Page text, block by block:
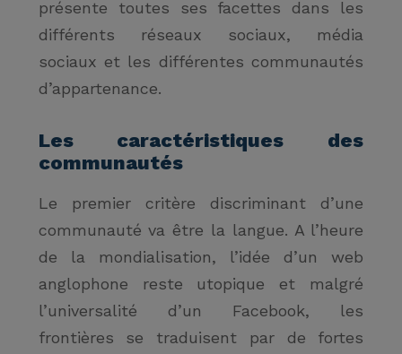
présente toutes ses facettes dans les
différents réseaux sociaux, média
sociaux et les différentes communautés
d’appartenance.
Les caractéristiques des
communautés
Le premier critère discriminant d’une
communauté va être la langue. A l’heure
de la mondialisation, l’idée d’un web
anglophone reste utopique et malgré
l’universalité d’un Facebook, les
frontières se traduisent par de fortes